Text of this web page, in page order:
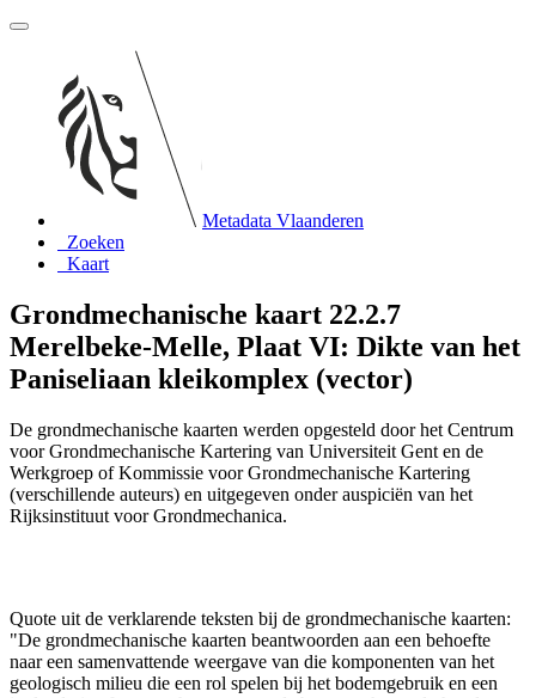
Metadata Vlaanderen
Zoeken
Kaart
Grondmechanische kaart 22.2.7
Merelbeke-Melle, Plaat VI: Dikte van het
Paniseliaan kleikomplex (vector)
De grondmechanische kaarten werden opgesteld door het Centrum
voor Grondmechanische Kartering van Universiteit Gent en de
Werkgroep of Kommissie voor Grondmechanische Kartering
(verschillende auteurs) en uitgegeven onder auspiciën van het
Rijksinstituut voor Grondmechanica.
Quote uit de verklarende teksten bij de grondmechanische kaarten:
"De grondmechanische kaarten beantwoorden aan een behoefte
naar een samenvattende weergave van die komponenten van het
geologisch milieu die een rol spelen bij het bodemgebruik en een